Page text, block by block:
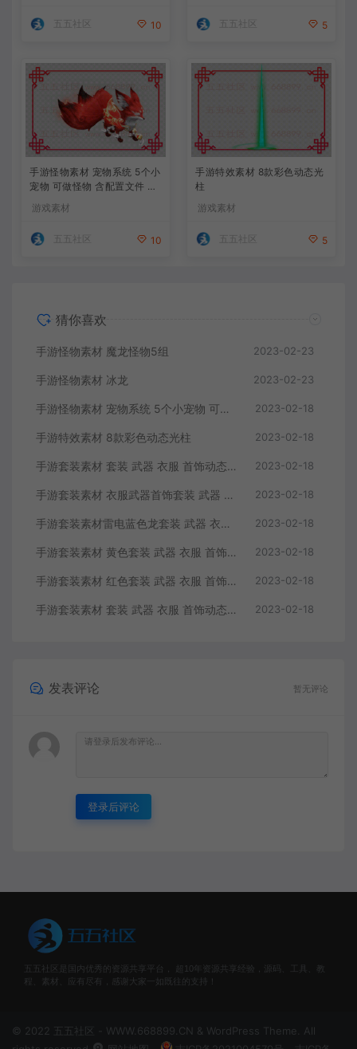
五五社区 10 五五社区 5
手游怪物素材 宠物系统 5个小
宠物 可做怪物 含配置文件 以
游戏素材
五五社区 10
手游特效素材 8款彩色动态光
柱
游戏素材
五五社区 5
猜你喜欢
手游怪物素材 魔龙怪物5组 2023-02-23
手游怪物素材 冰龙 2023-02-23
手游怪物素材 宠物系统 5个小宠物 可做怪物 含配置文件 以及脚本 2023-02-18
手游特效素材 8款彩色动态光柱 2023-02-18
手游套装素材 套装 武器 衣服 首饰动态内观特效 2023-02-18
手游套装素材 衣服武器首饰套装 武器 衣服 动态内观特效 首饰无动态 2023-02-18
手游套装素材雷电蓝色龙套装 武器 衣服 首饰无内观动态特效 2023-02-18
手游套装素材 黄色套装 武器 衣服 首饰无动态内观特效 2023-02-18
手游套装素材 红色套装 武器 衣服 首饰无内观动态特效 2023-02-18
手游套装素材 套装 武器 衣服 首饰动态内观特效 2023-02-18
发表评论 暂无评论
登录后评论
五五社区是国内优秀的资源共享平台， 超10年资源共享经验，源码、工具、教
程、素材、应有尽有，感谢大家一如既往的支持！
© 2022 五五社区 - WWW.668899.CN & WordPress Theme. All